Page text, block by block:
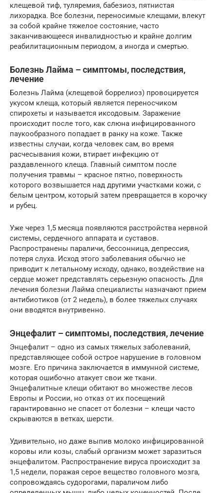
клещевой тиф, туляремия, бабезиоз, пятнистая
лихорадка. Все болезни, переносимые клещами, влекут
за собой крайне тяжелое состояние, часто
заканчивающееся инвалидностью и крайне долгим
реабилитационным периодом, а иногда и смертью.
Болезнь Лайма – симптомы, последствия,
лечение
Болезнь Лайма (клещевой боррелиоз) провоцируется
укусом клеща, который является переносчиком
спирохеты и называется иксодовым. Заражение
происходит после того, как слюна инфицированного
паукообразного попадает в ранку на коже. Также
известны случаи, когда человек сам, во время
расчесывания кожи, втирает инфекцию от
раздавленного клеща. Главный симптом после
получения травмы – красное пятно, поверхность
которого возвышается над другими участками кожи, с
белым центром, который затем превращается в корочку
и рубец.
Уже через 1,5 месяца появляются расстройства нервной
системы, сердечного аппарата и суставов.
Распространены параличи, бессонница, депрессия,
потеря слуха. Исход этого заболевания обычно не
приводит к летальному исходу, однако, воздействие на
сердце может представлять серьезную опасность. Для
лечения болезни Лайма специалисты назначают прием
антибиотиков (от 2 недель), в более тяжелых случаях
они вводятся внутривенно.
Энцефалит – симптомы, последствия, лечение
Энцефалит – одно из самых тяжелых заболеваний,
представляющее собой острое нарушение в головном
мозге. Его причина заключается в иммунной системе,
которая ошибочно атакует свои же ткани.
Энцефалитные клещи обитают во множестве лесов
Европы и России, но отказ от их посещений
гарантированно не спасет от болезни – клещи часто
скрываются в ветках, шерсти.
Удивительно, но даже выпив молоко инфицированной
коровы или козы, слабый организм может заразиться
энцефалитом. Распространение вируса происходит за
1,5 недели, поражая серое вещество головного мозга,
сопровождаясь судорогами, параличом либо